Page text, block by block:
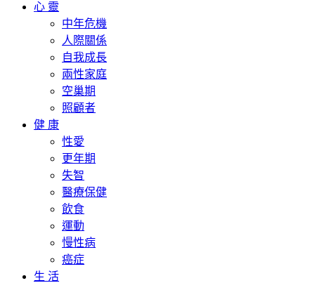
心 靈
中年危機
人際關係
自我成長
兩性家庭
空巢期
照顧者
健 康
性愛
更年期
失智
醫療保健
飲食
運動
慢性病
癌症
生 活